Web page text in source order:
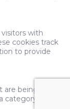
with
cookies track
to provide
being
as yet.